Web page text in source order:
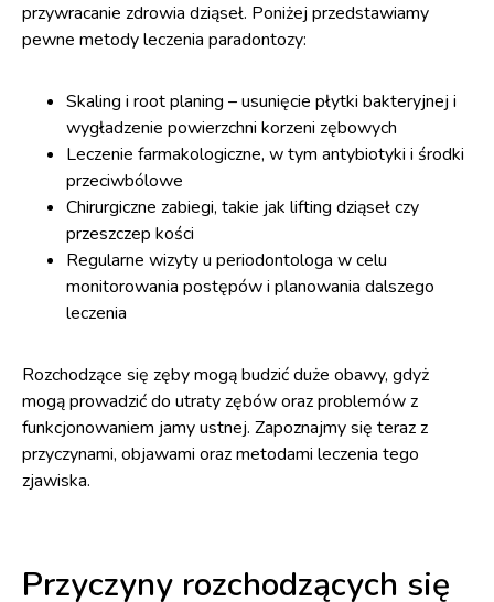
przywracanie zdrowia dziąseł. Poniżej przedstawiamy
pewne metody leczenia paradontozy:
Skaling i root planing – usunięcie płytki bakteryjnej i
wygładzenie powierzchni korzeni zębowych
Leczenie farmakologiczne, w tym antybiotyki i środki
przeciwbólowe
Chirurgiczne zabiegi, takie jak lifting dziąseł czy
przeszczep kości
Regularne wizyty u periodontologa w celu
monitorowania postępów i planowania dalszego
leczenia
Rozchodzące się zęby mogą budzić duże obawy, gdyż
mogą prowadzić do utraty zębów oraz problemów z
funkcjonowaniem jamy ustnej. Zapoznajmy się teraz z
przyczynami, objawami oraz metodami leczenia tego
zjawiska.
Przyczyny rozchodzących się